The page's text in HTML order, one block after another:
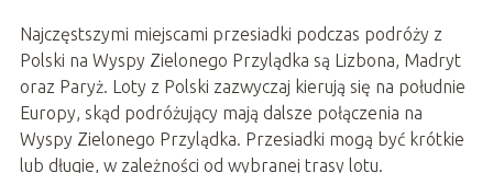
Najczęstszymi miejscami przesiadki podczas podróży z
Polski na Wyspy Zielonego Przylądka są Lizbona, Madryt
oraz Paryż. Loty z Polski zazwyczaj kierują się na południe
Europy, skąd podróżujący mają dalsze połączenia na
Wyspy Zielonego Przylądka. Przesiadki mogą być krótkie
lub długie, w zależności od wybranej trasy lotu.